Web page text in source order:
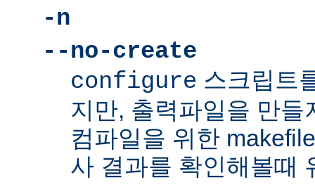
-n
--no-create
configure 스크립트
지만, 출력파일을 만들
컴파일을 위한
사 결과를 확인해볼때